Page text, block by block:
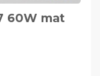
60W mat